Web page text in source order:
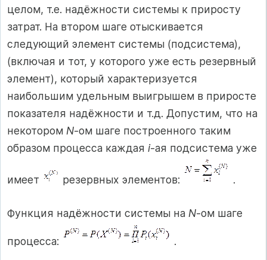
целом, т.е. надёжности системы к приросту
затрат. На втором шаге отыскивается
следующий элемент системы (подсистема),
(включая и тот, у которого уже есть резервный
элемент), который характеризуется
наибольшим удельным выигрышем в приросте
показателя надёжности и т.д. Допустим, что на
некотором N-ом шаге построенного таким
образом процесса каждая i-ая подсистема уже
имеет резервных элементов: .
Функция надёжности системы на N-ом шаге
процесса: .